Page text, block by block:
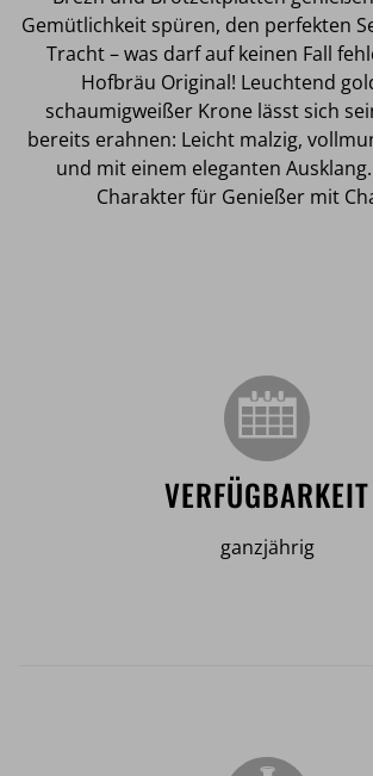
Gemütlichkeit spüren, den perfekten
Tracht – was darf auf keinen Fall
Hofbräu Original! Leuchtend
schaumigweißer Krone lässt sich
bereits erahnen: Leicht malzig,
und mit einem eleganten
Charakter für Genießer mit
VERFÜGBARKEIT
ganzjährig